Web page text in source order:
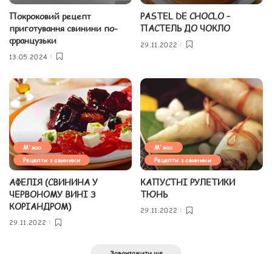
Покроковий рецепт
приготування свинини по-
французьки
13.05.2024
PASTEL DE CHOCLO –
ПАСТЕЛЬ ДО ЧОКЛО
29.11.2022
М'ясо
Рецепти з свинини
АФЕЛІЯ (СВИНИНА У
ЧЕРВОНОМУ ВИНІ З
КОРІАНДРОМ)
29.11.2022
М'ясо
Рецепти з свинини
КАПУСТНІ РУЛЕТИКИ
ТЮНЬ
29.11.2022